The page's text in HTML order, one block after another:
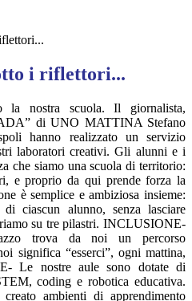
i riflettori...
nostra scuola. Il giornalista,
di UNO MATTINA Stefano
hanno realizzato un servizio
laboratori creativi. Gli alunni e i
che siamo una scuola di territorio:
e proprio da qui prende forza la
è semplice e ambiziosa insieme:
ciascun alunno, senza lasciare
su tre pilastri. INCLUSIONE-
trova da noi un percorso
significa “esserci”, ogni mattina,
Le nostre aule sono dotate di
coding e robotica educativa.
ambienti di apprendimento